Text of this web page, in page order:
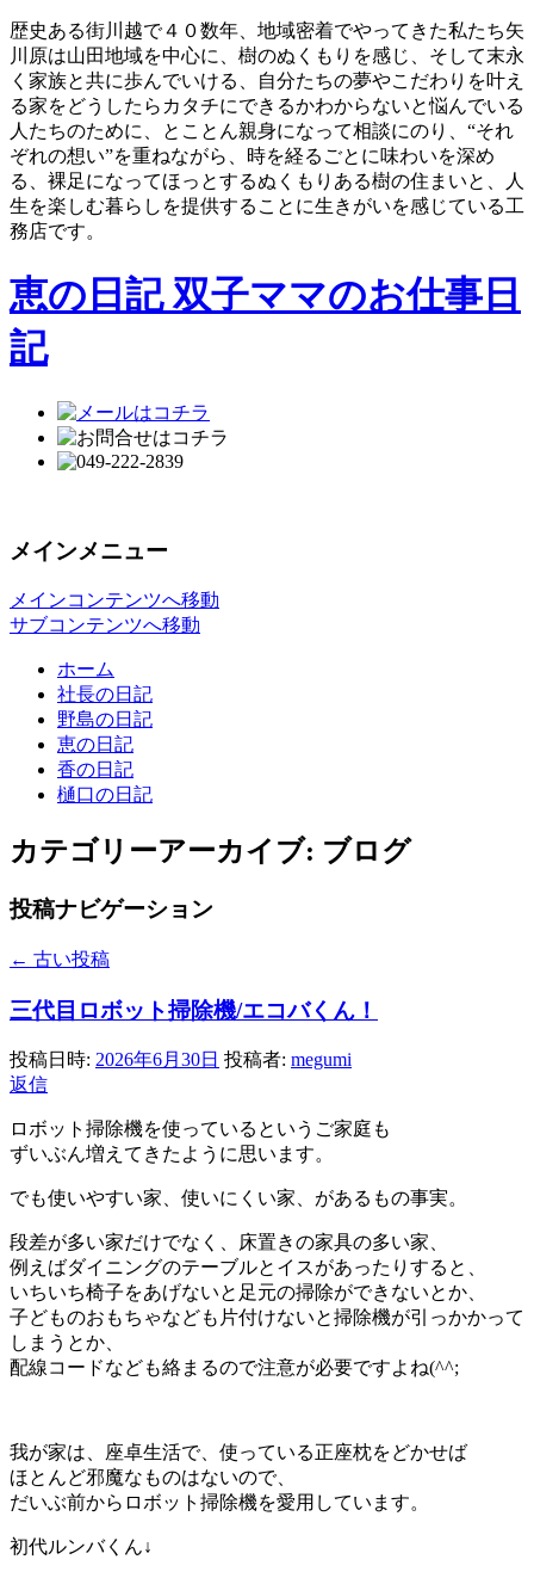
歴史ある街川越で４０数年、地域密着でやってきた私たち矢
川原は山田地域を中心に、樹のぬくもりを感じ、そして末永
く家族と共に歩んでいける、自分たちの夢やこだわりを叶え
る家をどうしたらカタチにできるかわからないと悩んでいる
人たちのために、とことん親身になって相談にのり、“それ
ぞれの想い”を重ねながら、時を経るごとに味わいを深め
る、裸足になってほっとするぬくもりある樹の住まいと、人
生を楽しむ暮らしを提供することに生きがいを感じている工
務店です。
恵の日記 双子ママのお仕事日
記
メインメニュー
メインコンテンツへ移動
サブコンテンツへ移動
ホーム
社長の日記
野島の日記
恵の日記
香の日記
樋口の日記
カテゴリーアーカイブ: ブログ
投稿ナビゲーション
← 古い投稿
三代目ロボット掃除機/エコバくん！
投稿日時: 2026年6月30日 投稿者: megumi
返信
ロボット掃除機を使っているというご家庭も
ずいぶん増えてきたように思います。
でも使いやすい家、使いにくい家、があるもの事実。
段差が多い家だけでなく、床置きの家具の多い家、
例えばダイニングのテーブルとイスがあったりすると、
いちいち椅子をあげないと足元の掃除ができないとか、
子どものおもちゃなども片付けないと掃除機が引っかかって
しまうとか、
配線コードなども絡まるので注意が必要ですよね(^^;
我が家は、座卓生活で、使っている正座枕をどかせば
ほとんど邪魔なものはないので、
だいぶ前からロボット掃除機を愛用しています。
初代ルンバくん↓